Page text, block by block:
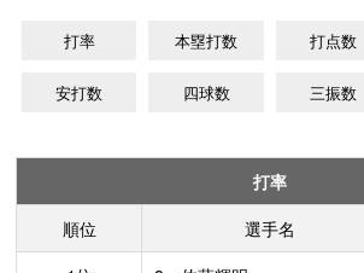
打率 本塁打数 打点数
安打数 四球数 三振数
打率
順位
選手名